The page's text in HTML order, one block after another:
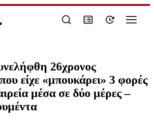
26χρονος
είχε «μπουκάρει» 3 φορές
μέσα σε δύο μέρες –